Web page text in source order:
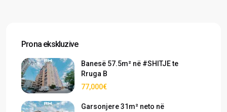
Prona ekskluzive
Banesë 57.5m² në #SHITJE te
Rruga B
77,000€
Garsonjere 31m² neto në